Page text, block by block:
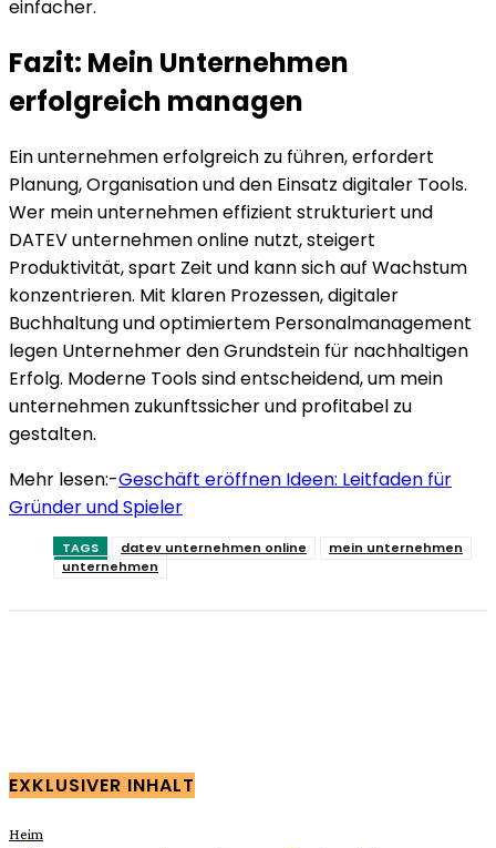
einfacher.
Fazit: Mein Unternehmen
erfolgreich managen
Ein unternehmen erfolgreich zu führen, erfordert
Planung, Organisation und den Einsatz digitaler Tools.
Wer mein unternehmen effizient strukturiert und
DATEV unternehmen online nutzt, steigert
Produktivität, spart Zeit und kann sich auf Wachstum
konzentrieren. Mit klaren Prozessen, digitaler
Buchhaltung und optimiertem Personalmanagement
legen Unternehmer den Grundstein für nachhaltigen
Erfolg. Moderne Tools sind entscheidend, um mein
unternehmen zukunftssicher und profitabel zu
gestalten.
Mehr lesen:-Geschäft eröffnen Ideen: Leitfaden für
Gründer und Spieler
TAGS datev unternehmen online
mein unternehmen
unternehmen
EXKLUSIVER INHALT
Heim